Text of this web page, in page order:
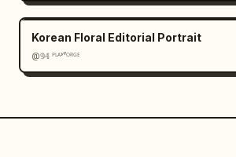
Korean Floral Editorial Portrait
@𝟡𝟜 ᴾᴸᴬʸᶠᴼᴿᴳᴱ